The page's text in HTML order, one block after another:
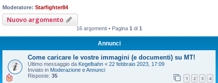
Moderatore: Starfighter84
Nuovo argomento
16 argomenti • Pagina 1 di 1
Annunci
Come caricare le vostre immagini (e documenti) su MT!
Ultimo messaggio da Kegelbahn « 22 febbraio 2023, 17:09
Inviato in Moderazione e Annunci
Risposte: 35 1 2 3 4